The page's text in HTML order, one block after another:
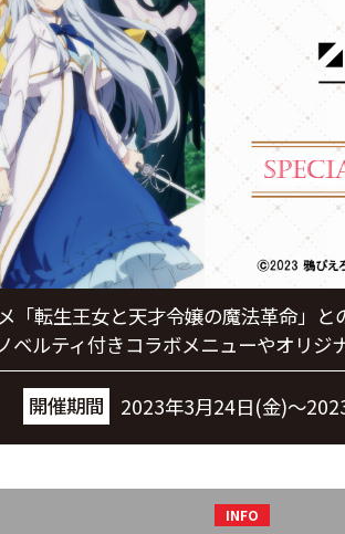
「転生王女と天才令嬢の魔法革命」と
ベルティ付きコラボメニューやオリジ
開催期間 2023年3月24日(金)～
INFO